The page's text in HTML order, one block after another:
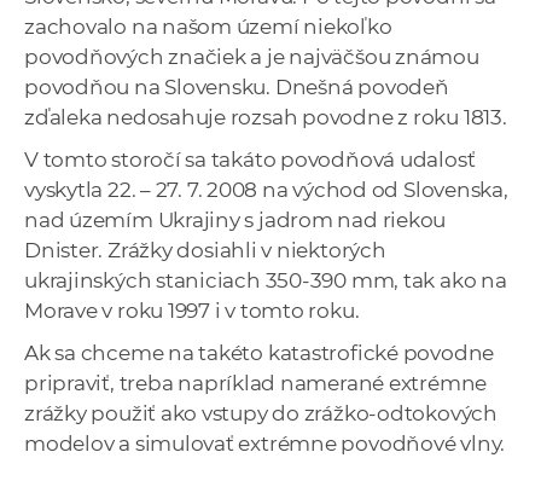
zachovalo na našom území niekoľko
povodňových značiek a je najväčšou známou
povodňou na Slovensku. Dnešná povodeň
zďaleka nedosahuje rozsah povodne z roku 1813.
V tomto storočí sa takáto povodňová udalosť
vyskytla 22. – 27. 7. 2008 na východ od Slovenska,
nad územím Ukrajiny s jadrom nad riekou
Dnister. Zrážky dosiahli v niektorých
ukrajinských staniciach 350-390 mm, tak ako na
Morave v roku 1997 i v tomto roku.
Ak sa chceme na takéto katastrofické povodne
pripraviť, treba napríklad namerané extrémne
zrážky použiť ako vstupy do zrážko-odtokových
modelov a simulovať extrémne povodňové vlny.